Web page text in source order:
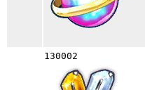
130002